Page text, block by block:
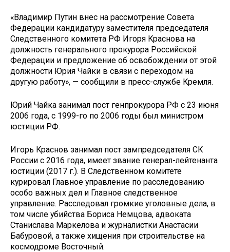
«Владимир Путин внес на рассмотрение Совета
Федерации кандидатуру заместителя председателя
Следственного комитета РФ Игоря Краснова на
должность генерального прокурора Российской
Федерации и предложение об освобождении от этой
должности Юрия Чайки в связи с переходом на
другую работу», — сообщили в пресс-службе Кремля.
Юрий Чайка занимал пост генпрокурора РФ с 23 июня
2006 года, с 1999-го по 2006 годы был министром
юстиции РФ.
Игорь Краснов занимал пост зампредседателя СК
России с 2016 года, имеет звание генерал-лейтенанта
юстиции (2017 г.). В Следственном комитете
курировал Главное управление по расследованию
особо важных дел и Главное следственное
управление. Расследовал громкие уголовные дела, в
том числе убийства Бориса Немцова, адвоката
Станислава Маркелова и журналистки Анастасии
Бабуровой, а также хищения при строительстве на
космодроме Восточный.